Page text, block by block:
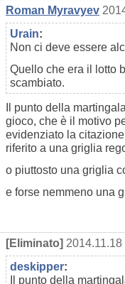
Roman Myravyev
Urain:
Non ci deve essere
Quello che era il lotto
scambiato.
Il punto della
gioco, che è il motivo
evidenziato la
riferito a una griglia
o piuttosto una griglia
e forse nemmeno una
[Eliminato] 2014.11.18
deskipper:
Il punto della